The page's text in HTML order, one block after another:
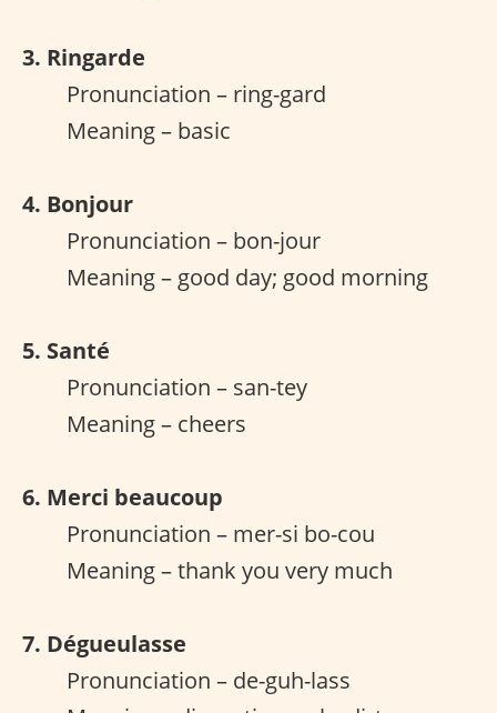
3. Ringarde
Pronunciation – ring-gard
Meaning – basic
4. Bonjour
Pronunciation – bon-jour
Meaning – good day; good morning
5. Santé
Pronunciation – san-tey
Meaning – cheers
6. Merci beaucoup
Pronunciation – mer-si bo-cou
Meaning – thank you very much
7. Dégueulasse
Pronunciation – de-guh-lass